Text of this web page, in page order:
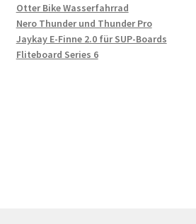
Otter Bike Wasserfahrrad
Nero Thunder und Thunder Pro
Jaykay E-Finne 2.0 für SUP-Boards
Fliteboard Series 6